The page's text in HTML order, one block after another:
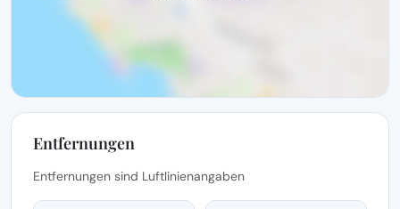
Entfernungen
Entfernungen sind Luftlinienangaben